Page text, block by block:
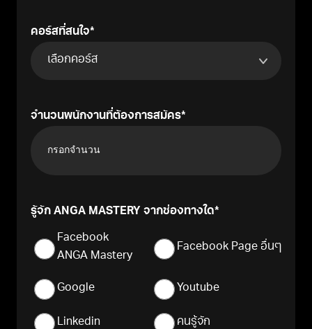
คอร์สที่สนใจ
จำนวนพนักงานที่ต้องการสมัคร
รู้จัก ANGA MASTERY จากช่องทางใด
Facebook
ANGA Mastery
Facebook Page อื่นๆ
Google Youtube
Linkedin คนรู้จัก